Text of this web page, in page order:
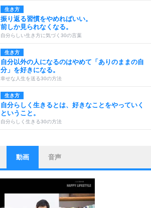
生き方
振り返る習慣をやめればいい。
前しか見られなくなる。
自分らしい生き方に気づく30の言葉
生き方
自分以外の人になるのはやめて「ありのままの自
分」を好きになる。
幸せな人生を送る30の方法
生き方
自分らしく生きるとは、好きなことをやっていく
ということ。
自分らしく生きる30の方法
ストレス対策
他人と比べない。
いっそのこと、他人を見ない。
いらいらしない人になる30の方法
動画 音声